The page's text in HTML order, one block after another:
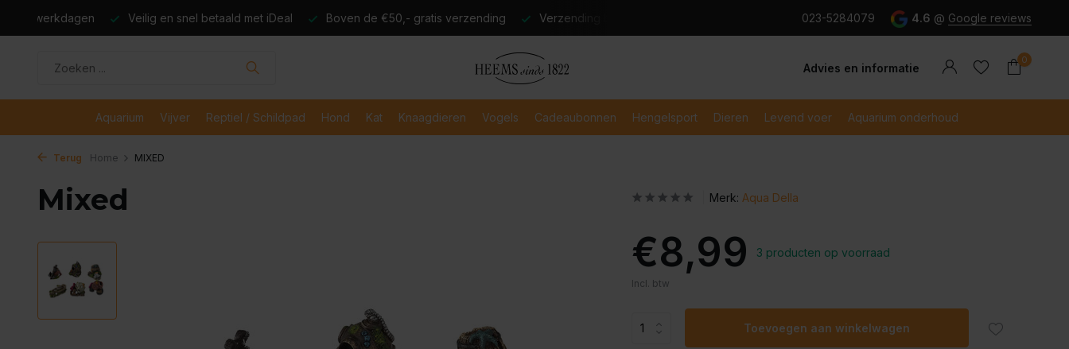
Veilig en snel betaald met iDeal Boven de €50,- gratis verzending Verzending binnen 2-3 werkdagen Veilig en snel betaald met iDeal
023-5284079 4.6 @ Google reviews
Advies en informatie
0
Aquarium Vijver Reptiel / Schildpad Hond Kat Knaagdieren Vogels Cadeaubonnen Hengelsport Dieren Levend voer Aquarium onderhoud
Terug Home MIXED
Mixed Merk: Aqua Della
€8,99 3 producten op voorraad
Incl. btw
Toevoegen aan winkelwagen